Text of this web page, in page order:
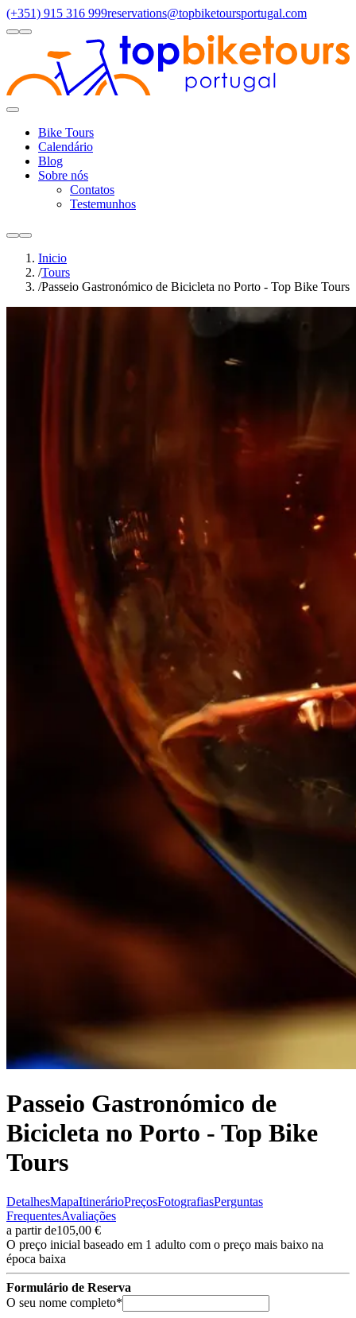
(+351) 915 316 999reservations@topbiketoursportugal.com
lightdark
Toggle
Bike Tours
Regiões Santiago Compostela Douro Valley (3)
Caminho de Santiago em Bicicleta - Caminho da Costa - "fácil"
Calendário
Blog
Sobre nós
Contatos
Testemunhos
lightdark
Inicio
/Tours
/Passeio Gastronómico de Bicicleta no Porto - Top Bike Tours
Passeio Gastronómico de
Bicicleta no Porto - Top Bike
Tours
DetalhesMapaItinerárioPreçosFotografiasPerguntas
FrequentesAvaliações
a partir de105,00 €
O preço inicial baseado em 1 adulto com o preço mais baixo na
época baixa
Formulário de Reserva
O seu nome completo*